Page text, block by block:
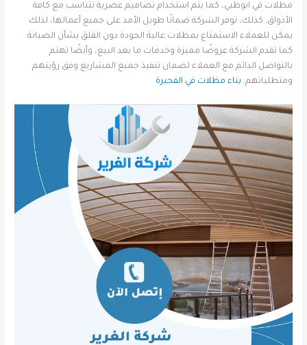
مظلات في ابوظبي، كما يتم استخدام تصاميم عصرية تتناسب مع كافة
الأذواق. كذلك، توفر الشركة ضمانًا طويل الأمد على جميع أعمالها، لذلك
يمكن للعملاء الاستمتاع بمظلات عالية الجودة دون القلق بشأن الصيانة.
كما تقدم الشركة عروضًا مميزة وخدمات ما بعد البيع، وأيضًا تهتم
بالتواصل الدائم مع العملاء لضمان تنفيذ جميع المشاريع وفق رؤيتهم
ومتطلباتهم. بناء مظلات في الفجيرة